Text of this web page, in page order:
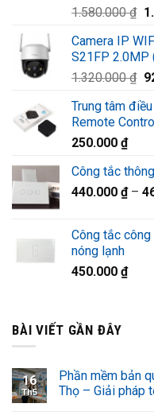
1.580.000₫
là:
Camera IP
S21FP 2.0MP
1.320.000₫
là:
Trung tâm
Remote
250.000 ₫
Công tắc
440.000 ₫–
Công tắc
nóng lạnh
450.000 ₫
BÀI VIẾT GẦN ĐÂY
16
Th5
Phần mềm bản
Thọ – Giải pháp